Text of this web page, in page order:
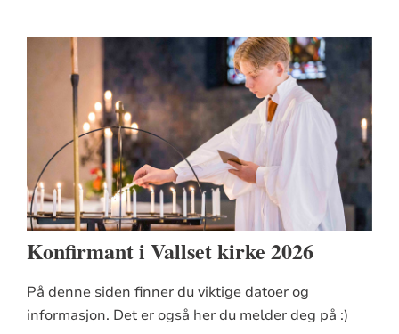
Konfirmant i Vallset kirke 2026
På denne siden finner du viktige datoer og
informasjon. Det er også her du melder deg på :)